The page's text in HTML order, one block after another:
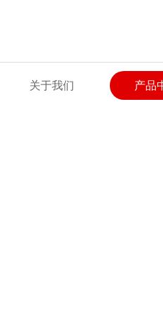
关于我们 产品